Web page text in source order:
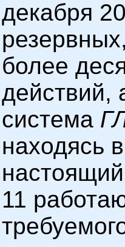
декабря
более
действий,
система
находясь
11